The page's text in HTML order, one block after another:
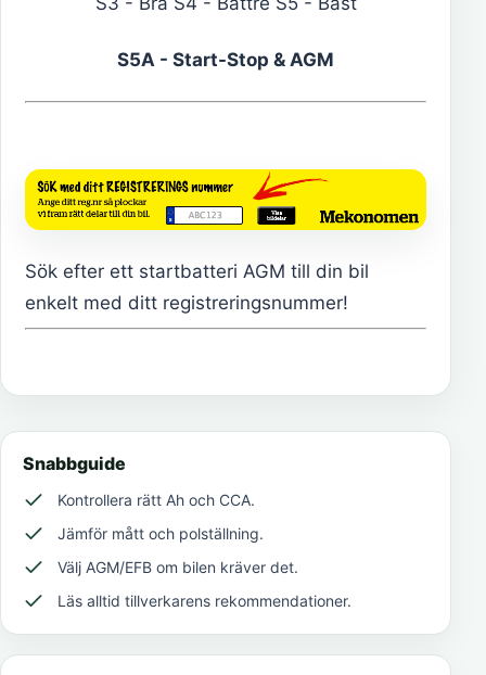
S5A - Start-Stop & AGM
Sök efter ett startbatteri AGM till din bil
enkelt med ditt registreringsnummer!
Snabbguide
Kontrollera rätt Ah och CCA.
Jämför mått och polställning.
Välj AGM/EFB om bilen kräver det.
Läs alltid tillverkarens rekommendationer.